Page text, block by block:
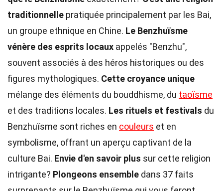
traditionnelle pratiquée principalement par les Bai,
un groupe ethnique en Chine. Le Benzhuïsme
vénère des esprits locaux appelés "Benzhu",
souvent associés à des héros historiques ou des
figures mythologiques. Cette croyance unique
mélange des éléments du bouddhisme, du taoïsme
et des traditions locales. Les rituels et festivals du
Benzhuïsme sont riches en couleurs et en
symbolisme, offrant un aperçu captivant de la
culture Bai. Envie d'en savoir plus sur cette religion
intrigante? Plongeons ensemble dans 37 faits